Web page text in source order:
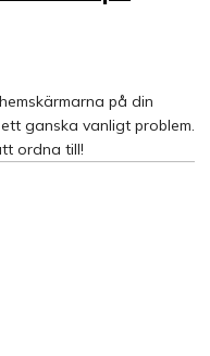
på din
ganska vanligt problem.
ordna till!